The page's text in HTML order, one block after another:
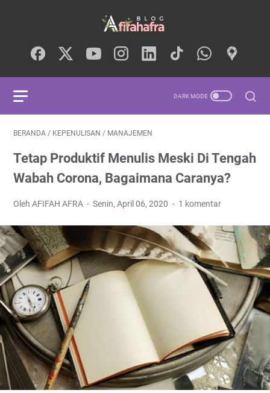
BERANDA / KEPENULISAN / MANAJEMEN
Tetap Produktif Menulis Meski Di Tengah
Wabah Corona, Bagaimana Caranya?
Oleh AFIFAH AFRA Senin, April 06, 2020 1 komentar